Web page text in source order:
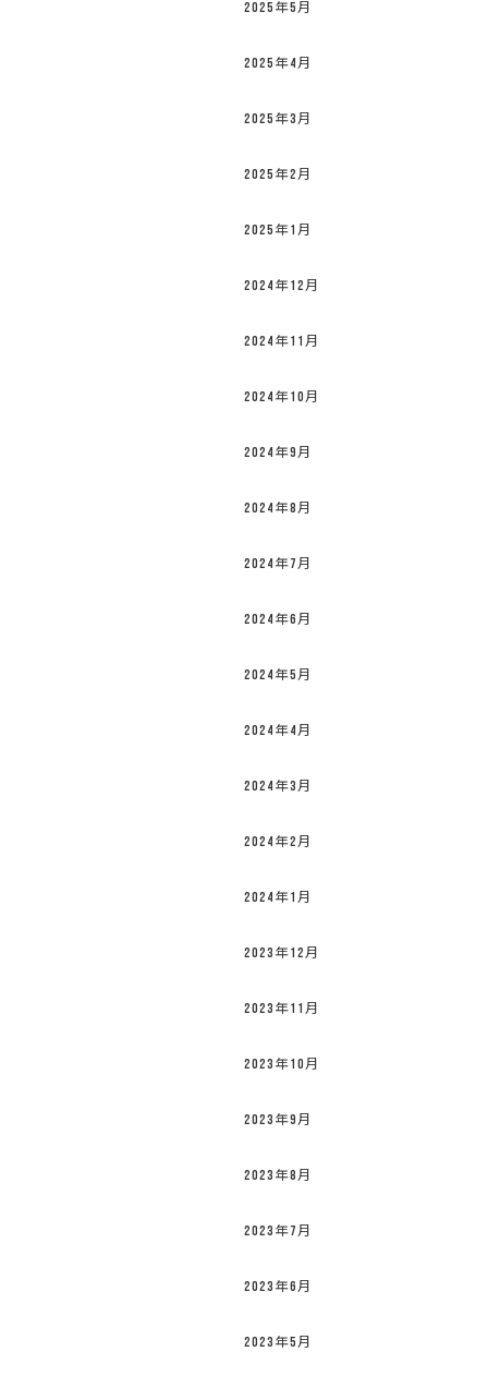
2025年5月
2025年4月
2025年3月
2025年2月
2025年1月
2024年12月
2024年11月
2024年10月
2024年9月
2024年8月
2024年7月
2024年6月
2024年5月
2024年4月
2024年3月
2024年2月
2024年1月
2023年12月
2023年11月
2023年10月
2023年9月
2023年8月
2023年7月
2023年6月
2023年5月